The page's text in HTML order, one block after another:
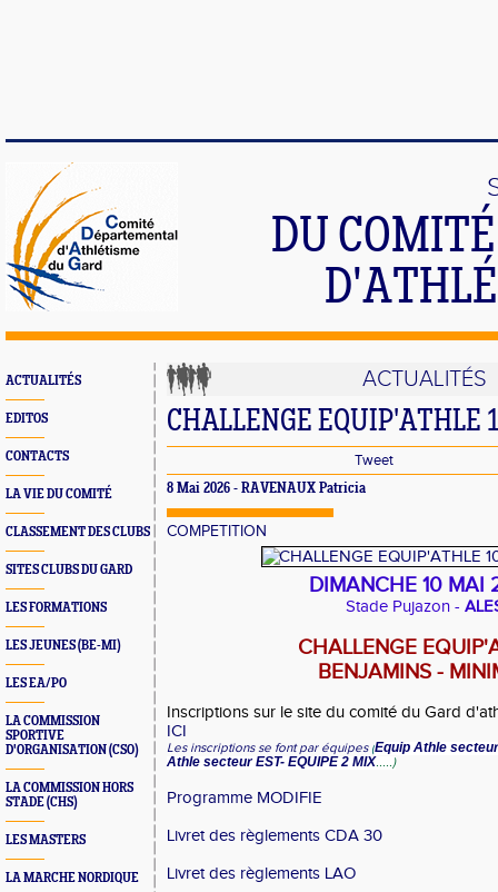
DU
ACTUALITÉS
EDITOS
CONTACTS
LA VIE DU COMITÉ
CLASSEMENT DES CLUBS
SITES CLUBS DU GARD
LES FORMATIONS
LES JEUNES (BE-MI)
LES EA/PO
LA COMMISSION
SPORTIVE
D'ORGANISATION (CSO)
LA COMMISSION HORS
STADE (CHS)
LES MASTERS
LA MARCHE NORDIQUE
ACTUALITÉS
CHALLENGE EQUIP'ATHLE
Tweet
8 Mai 2026 - RAVENAUX Patricia
COMPETITION
DIMANCHE 10 MAI
Stade Pujazon -
CHALLENGE
BENJAMINS -
Inscriptions sur le site du comité du Gard
ICI
Les inscriptions se font par équipes (Equip Athle secteur
Athle secteur EST- EQUIPE 2 MIX.....)
Programme MODIFIE
Livret des règlements CDA 30
Livret des règlements LAO